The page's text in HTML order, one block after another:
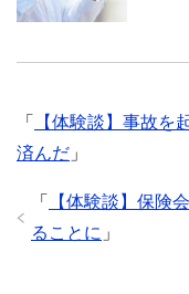
「
【体験談】事故を
済んだ 」
「
【体験談】保険
ることに 」